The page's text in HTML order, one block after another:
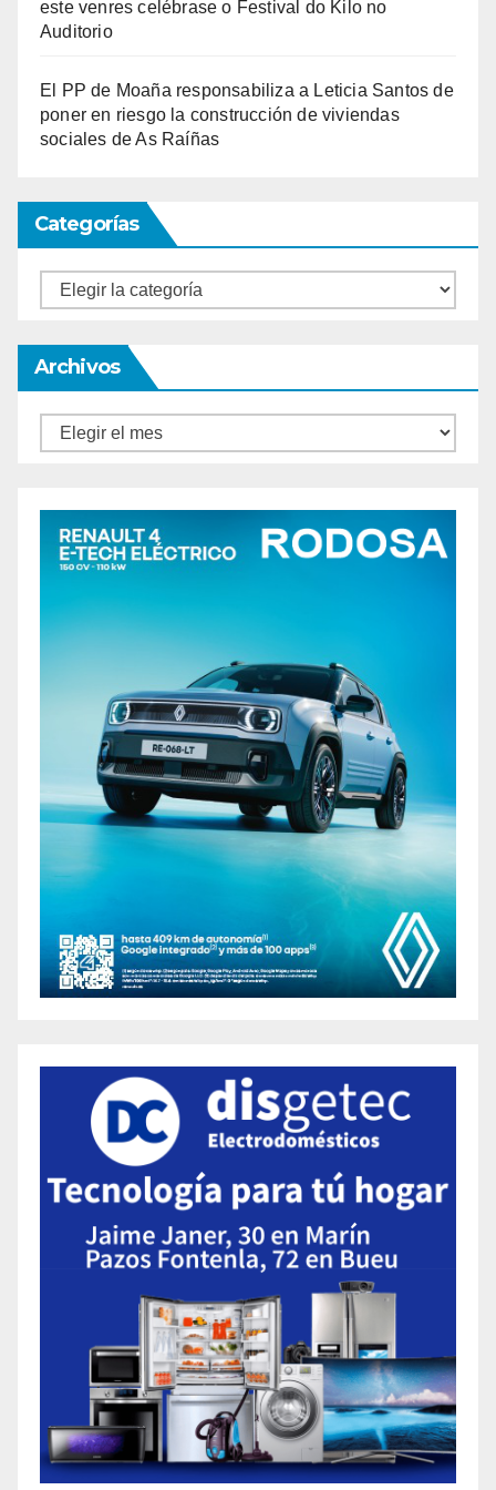
este venres celébrase o Festival do Kilo no
Auditorio
El PP de Moaña responsabiliza a Leticia Santos de
poner en riesgo la construcción de viviendas
sociales de As Raíñas
Categorías
Categorías
Archivos
Archivos